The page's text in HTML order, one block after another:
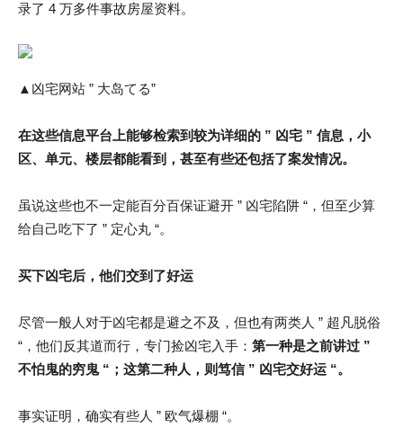
录了 4 万多件事故房屋资料。
▲凶宅网站 ” 大岛てる”
在这些信息平台上能够检索到较为详细的 ” 凶宅 ” 信息，小
区、单元、楼层都能看到，甚至有些还包括了案发情况。
虽说这些也不一定能百分百保证避开 ” 凶宅陷阱 “，但至少算
给自己吃下了 ” 定心丸 “。
买下凶宅后，他们交到了好运
尽管一般人对于凶宅都是避之不及，但也有两类人 ” 超凡脱俗
“，他们反其道而行，专门捡凶宅入手： 第一种是之前讲过 ”
不怕鬼的穷鬼 “；这第二种人，则笃信 ” 凶宅交好运 “。
事实证明，确实有些人 ” 欧气爆棚 “。